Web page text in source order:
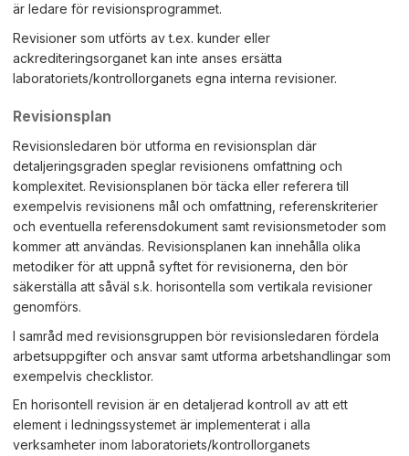
är ledare för revisionsprogrammet.
Revisioner som utförts av t.ex. kunder eller
ackrediteringsorganet kan inte anses ersätta
laboratoriets/kontrollorganets egna interna revisioner.
Revisionsplan
Revisionsledaren bör utforma en revisionsplan där
detaljeringsgraden speglar revisionens omfattning och
komplexitet. Revisionsplanen bör täcka eller referera till
exempelvis revisionens mål och omfattning, referenskriterier
och eventuella referensdokument samt revisionsmetoder som
kommer att användas. Revisionsplanen kan innehålla olika
metodiker för att uppnå syftet för revisionerna, den bör
säkerställa att såväl s.k. horisontella som vertikala revisioner
genomförs.
I samråd med revisionsgruppen bör revisionsledaren fördela
arbetsuppgifter och ansvar samt utforma arbetshandlingar som
exempelvis checklistor.
En horisontell revision är en detaljerad kontroll av att ett
element i ledningssystemet är implementerat i alla
verksamheter inom laboratoriets/kontrollorganets